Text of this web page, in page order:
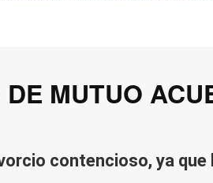
MUTUO
contencioso, ya